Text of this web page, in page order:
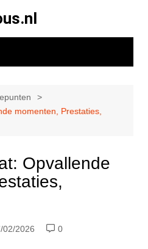
momenten, Prestaties,
Opvallende
02/2026
0